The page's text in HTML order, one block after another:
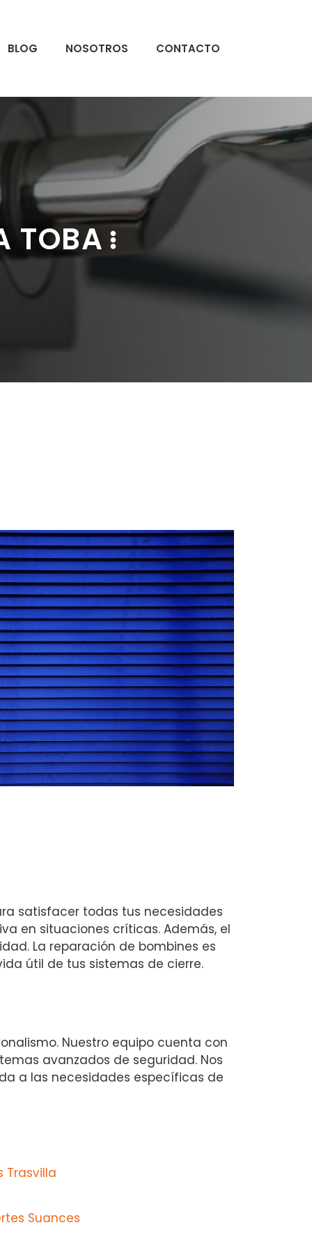
BLOG NOSOTROS CONTACTO
TOBA
satisfacer todas tus necesidades
en situaciones críticas. Además, el
La reparación de bombines es
útil de tus sistemas de cierre.
Nuestro equipo cuenta con
avanzados de seguridad. Nos
a las necesidades específicas de
Trasvilla
Suances